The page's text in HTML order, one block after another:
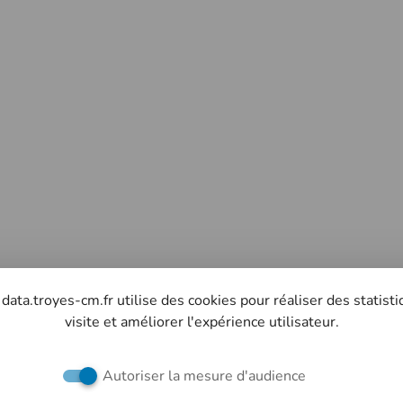
cm.fr utilise des cookies pour réaliser des
visite et améliorer l'expérience utilisateur.
Autoriser la mesure d'audience